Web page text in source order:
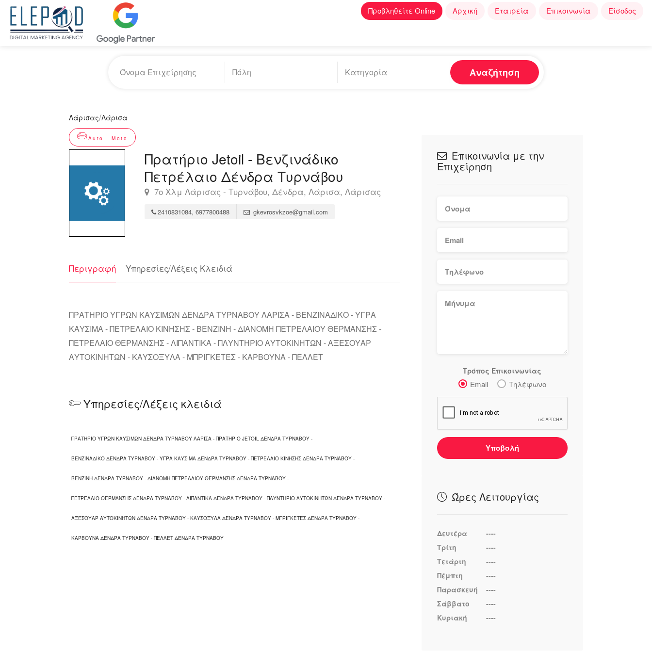
Προβληθείτε Online Αρχική Εταιρεία Επικοινωνία Είσοδος
Αναζήτηση
Λάρισας/Λάρισα
Auto - Moto
Πρατήριο Jetoil - Βενζινάδικο
Πετρέλαιο Δένδρα Τυρνάβου
7ο Xλμ Λάρισας - Τυρνάβου, Δένδρα, Λάρισα, Λάρισας
2410831084, 6977800488 gkevrosvkzoe@gmail.com
Περιγραφή Υπηρεσίες/Λέξεις Κλειδιά
ΠΡΑΤΗΡΙΟ ΥΓΡΩΝ ΚΑΥΣΙΜΩΝ ΔΕΝΔΡΑ ΤΥΡΝΑΒΟΥ ΛΑΡΙΣΑ - ΒΕΝΖΙΝΑΔΙΚΟ - ΥΓΡΑ
ΚΑΥΣΙΜΑ - ΠΕΤΡΕΛΑΙΟ ΚΙΝΗΣΗΣ - ΒΕΝΖΙΝΗ - ΔΙΑΝΟΜΗ ΠΕΤΡΕΛΑΙΟΥ ΘΕΡΜΑΝΣΗΣ -
ΠΕΤΡΕΛΑΙΟ ΘΕΡΜΑΝΣΗΣ - ΛΙΠΑΝΤΙΚΑ - ΠΛΥΝΤΗΡΙΟ ΑΥΤΟΚΙΝΗΤΩΝ - ΑΞΕΣΟΥΑΡ
ΑΥΤΟΚΙΝΗΤΩΝ - ΚΑΥΣΟΞΥΛΑ - ΜΠΡΙΓΚΕΤΕΣ - ΚΑΡΒΟΥΝΑ - ΠΕΛΛΕΤ
Υπηρεσίες/Λέξεις κλειδιά
ΠΡΑΤΗΡΙΟ ΥΓΡΩΝ ΚΑΥΣΙΜΩΝ ΔΕΝΔΡΑ ΤΥΡΝΑΒΟΥ ΛΑΡΙΣΑ - ΠΡΑΤΗΡΙΟ JETOIL ΔΕΝΔΡΑ ΤΥΡΝΑΒΟΥ -
ΒΕΝΖΙΝΑΔΙΚΟ ΔΕΝΔΡΑ ΤΥΡΝΑΒΟΥ - ΥΓΡΑ ΚΑΥΣΙΜΑ ΔΕΝΔΡΑ ΤΥΡΝΑΒΟΥ - ΠΕΤΡΕΛΑΙΟ ΚΙΝΗΣΗΣ ΔΕΝΔΡΑ ΤΥΡΝΑΒΟΥ -
ΒΕΝΖΙΝΗ ΔΕΝΔΡΑ ΤΥΡΝΑΒΟΥ - ΔΙΑΝΟΜΗ ΠΕΤΡΕΛΑΙΟΥ ΘΕΡΜΑΝΣΗΣ ΔΕΝΔΡΑ ΤΥΡΝΑΒΟΥ -
ΠΕΤΡΕΛΑΙΟ ΘΕΡΜΑΝΣΗΣ ΔΕΝΔΡΑ ΤΥΡΝΑΒΟΥ - ΛΙΠΑΝΤΙΚΑ ΔΕΝΔΡΑ ΤΥΡΝΑΒΟΥ - ΠΛΥΝΤΗΡΙΟ ΑΥΤΟΚΙΝΗΤΩΝ ΔΕΝΔΡΑ ΤΥΡΝΑΒΟΥ -
ΑΞΕΣΟΥΑΡ ΑΥΤΟΚΙΝΗΤΩΝ ΔΕΝΔΡΑ ΤΥΡΝΑΒΟΥ - ΚΑΥΣΟΞΥΛΑ ΔΕΝΔΡΑ ΤΥΡΝΑΒΟΥ - ΜΠΡΙΓΚΕΤΕΣ ΔΕΝΔΡΑ ΤΥΡΝΑΒΟΥ -
ΚΑΡΒΟΥΝΑ ΔΕΝΔΡΑ ΤΥΡΝΑΒΟΥ - ΠΕΛΛΕΤ ΔΕΝΔΡΑ ΤΥΡΝΑΒΟΥ
Επικοινωνία με την
Επιχείρηση
Τρόπος Επικοινωνίας
Email Τηλέφωνο
Υποβολή
Ώρες Λειτουργίας
Δευτέρα
----
Τρίτη
----
Τετάρτη
----
Πέμπτη
----
Παρασκευή
----
Σάββατο
----
Κυριακή
----